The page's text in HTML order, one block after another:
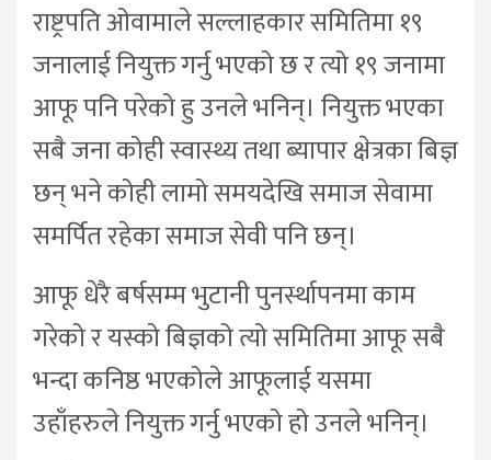
राष्ट्रपति ओवामाले सल्लाहकार समितिमा १९
जनालाई नियुक्त गर्नु भएको छ र त्यो १९ जनामा
आफू पनि परेको हु उनले भनिन्। नियुक्त भएका
सबै जना कोही स्वास्थ्य तथा ब्यापार क्षेत्रका बिज्ञ
छन् भने कोही लामो समयदेखि समाज सेवामा
समर्पित रहेका समाज सेवी पनि छन्।
आफू धेरै बर्षसम्म भुटानी पुनर्स्थापनमा काम
गरेको र यस्को बिज्ञको त्यो समितिमा आफू सबै
भन्दा कनिष्ठ भएकोले आफूलाई यसमा
उहाँहरुले नियुक्त गर्नु भएको हो उनले भनिन्।